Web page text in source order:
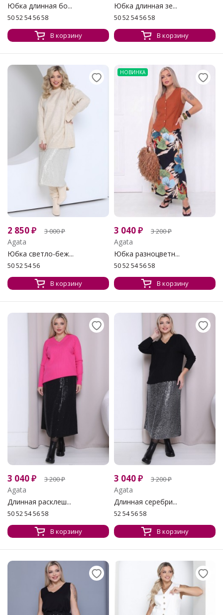
Юбка длинная бо...
50 52 54 56 58
В корзину
Юбка длинная зе...
50 52 54 56 58
В корзину
2 850₽ 3 000₽
Agata
Юбка светло-беж...
50 52 54 56
В корзину
НОВИНКА
3 040₽ 3 200₽
Agata
Юбка разноцветн...
50 52 54 56 58
В корзину
3 040₽ 3 200₽
Agata
Длинная расклеш...
50 52 54 56 58
В корзину
3 040₽ 3 200₽
Agata
Длинная серебри...
52 54 56 58
В корзину